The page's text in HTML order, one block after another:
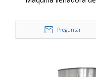
neumática automática
YT4T-4G
Preguntar